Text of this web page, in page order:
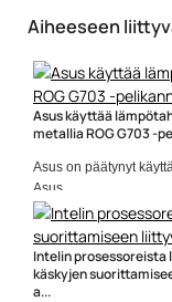
Aiheeseen
Asus käyttää
metallia ROG G703 -
Asus on päätynyt
Asus
Intelin prosessoreista
käskyjen
a...